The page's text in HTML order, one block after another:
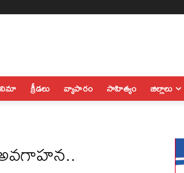
క్రీడలు వ్యాపారం సాహిత్యం జిల్లాలు